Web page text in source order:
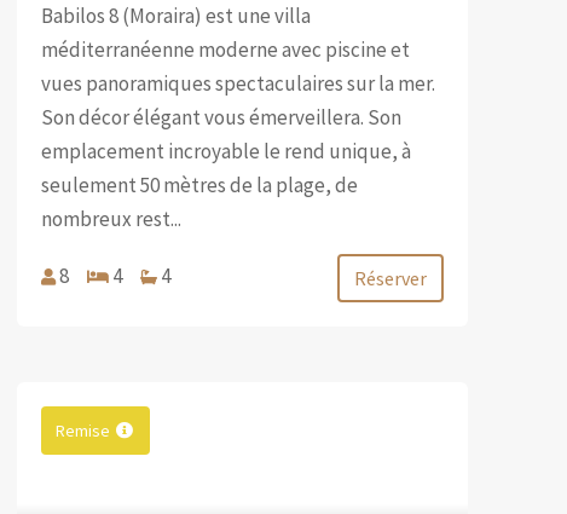
Babilos 8 (Moraira) est une villa
méditerranéenne moderne avec piscine et
vues panoramiques spectaculaires sur la mer.
Son décor élégant vous émerveillera. Son
emplacement incroyable le rend unique, à
seulement 50 mètres de la plage, de
nombreux rest...
8 4 4 Réserver
Remise